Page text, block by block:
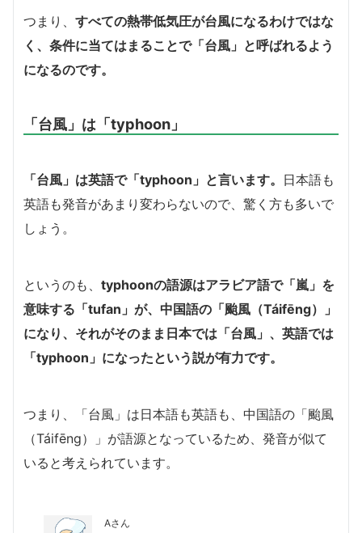
つまり、 すべての熱帯低気圧が台風になるわけではな
く、条件に当てはまることで「台風」と呼ばれるよう
になるのです。
「台風」は「typhoon」
「台風」は英語で「typhoon」と言います。 日本語も
英語も発音があまり変わらないので、驚く方も多いで
しょう。
というのも、 typhoonの語源はアラビア語で「嵐」を
意味する「tufan」が、中国語の「颱風（Táifēng）」
になり、それがそのまま日本では「台風」、英語では
「typhoon」になったという説が有力です。
つまり、「台風」は日本語も英語も、中国語の「颱風
（Táifēng）」が語源となっているため、発音が似て
いると考えられています。
Aさん